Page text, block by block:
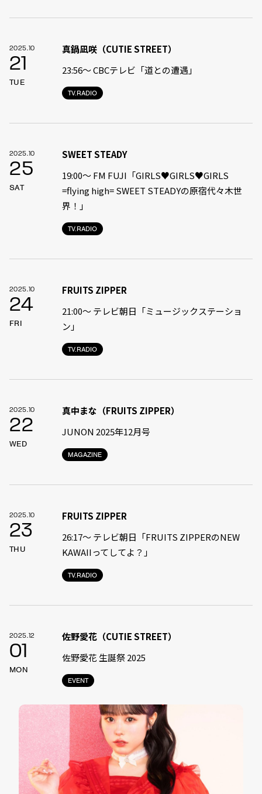
2025.10
21
TUE
TV.RADIO
真鍋凪咲（CUTIE STREET）
23:56〜 CBCテレビ「道との遭遇」
2025.10
25
SAT
TV.RADIO
SWEET STEADY
19:00〜 FM FUJI「GIRLS♥GIRLS♥GIRLS
=flying high= SWEET STEADYの原宿代々木世
界！」
2025.10
24
FRI
TV.RADIO
FRUITS ZIPPER
21:00〜 テレビ朝日「ミュージックステーショ
ン」
2025.10
22
WED
MAGAZINE
真中まな（FRUITS ZIPPER）
JUNON 2025年12月号
2025.10
23
THU
TV.RADIO
FRUITS ZIPPER
26:17～ テレビ朝日「FRUITS ZIPPERのNEW
KAWAIIってしてよ？」
2025.12
01
MON
EVENT
佐野愛花（CUTIE STREET）
佐野愛花 生誕祭 2025